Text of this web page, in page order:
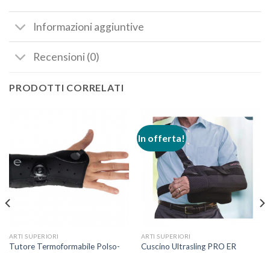
Informazioni aggiuntive
Recensioni (0)
PRODOTTI CORRELATI
ARTI SUPERIORI
Tutore Termoformabile Polso-
In offerta!
ARTI SUPERIORI
Cuscino Ultrasling PRO ER